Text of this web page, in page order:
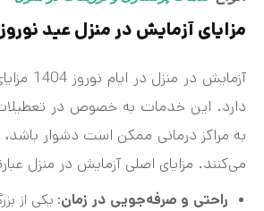
مزایای آزمایش در منزل عید نوروز 1404
آزمایش
دارد. این خدمات به خصوص در
به مراکز درمانی ممکن است دشوار
می‌کنند. مزایای اصلی آزمایش در منزل
راحتی و صرفه‌جویی در زمان: یکی از